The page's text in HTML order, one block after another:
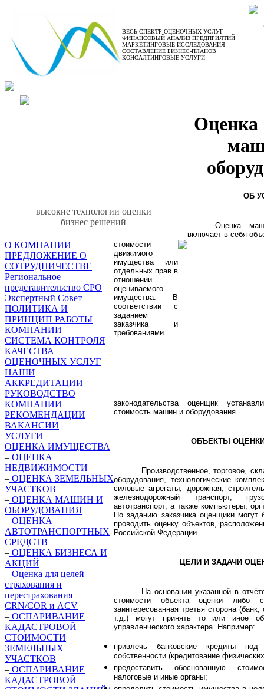
ВЕСЬ СПЕКТР ОЦЕНОЧНЫХ УСЛУГ
ФИНАНСОВЫЙ АНАЛИЗ ПРЕДПРИЯТИЙ
МАРКЕТИНГОВЫЕ ИССЛЕДОВАНИЯ
СОСТАВЛЕНИЕ БИЗНЕС-ПЛАНОВ
КОНСАЛТИНГОВЫЕ УСЛУГИ
высокие технологии оценки
бизнес решений
О КОМПАНИИ
ПРЕДЛОЖЕНИЕ О
СОТРУДНИЧЕСТВЕ
Региональное
представительство СРО
Экспертный Совет
ПОЛИТИКА И
ПРИНЦИП РАБОТЫ
КОМПАНИИ
СИСТЕМА КОНТРОЛЯ
КАЧЕСТВА
ОЦЕНОЧНЫХ УСЛУГ
НАШИ
АККРЕДИТАЦИИ
РУКОВОДСТВО
КОМПАНИИ
РЕКОМЕНДАЦИИ
ВАКАНСИИ
УСЛУГИ
ОЦЕНКА ИМУЩЕСТВА
– ОЦЕНКА
НЕДВИЖИМОСТИ
– ОЦЕНКА ЗЕМЕЛЬНЫХ
УЧАСТКОВ
– ОЦЕНКА МАШИН И
ОБОРУДОВАНИЯ
– ОЦЕНКА
АВТОТРАНСПОРТНЫХ
СРЕДСТВ
– ОЦЕНКА БИЗНЕСА И
АКЦИЙ
– Оценка для целей
страхования и
перестрахования
CRN/COR и ACV
– ОСПАРИВАНИЕ
КАДАСТРОВОЙ
СТОИМОСТИ
ЗЕМЕЛЬНЫХ
УЧАСТКОВ
– ОСПАРИВАНИЕ
КАДАСТРОВОЙ
Оценка
ОБ
Оценка
включает в себя
стоимости
движимого
имущества или
отдельных прав в
отношении
оцениваемого
имущества. В
соответствии с
заданием
заказчика и
требованиями
законодательства оценщик
стоимость машин и оборудования.
ОБЪЕКТЫ
Производственное, торговое,
оборудования, технологические
силовые агрегаты, дорожная,
железнодорожный транспорт,
автотранспорт, а также компьютеры,
По заданию заказчика оценщики могут
проводить оценку объектов,
Российской Федерации.
ЦЕЛИ И ЗАДАЧИ
На основании указанной в
стоимости объекта оценки либо
заинтересованная третья сторона
т.д.) могут принять то или иное
управленческого характера. Например:
привлечь банковские кредиты под
собственности (кредитование
предоставить обоснованную
налоговые и иные органы;